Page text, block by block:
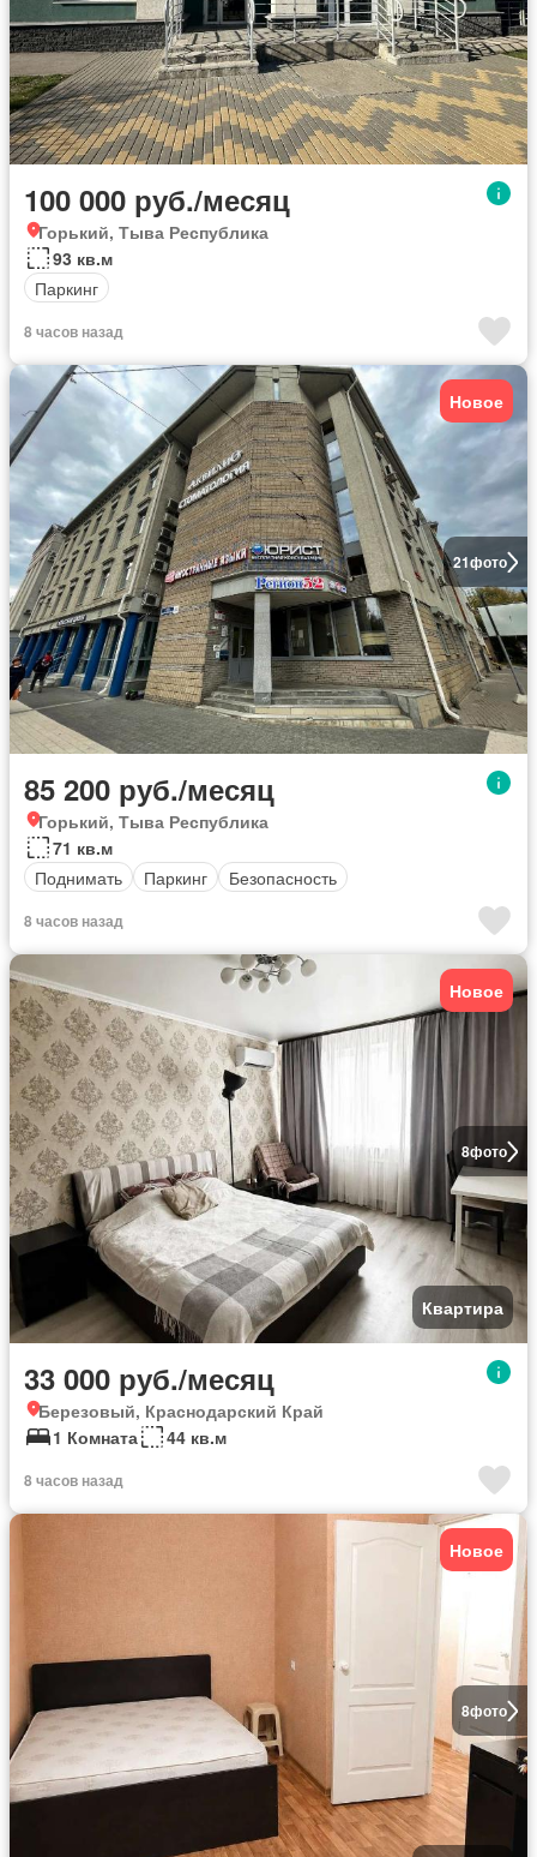
100 000 руб./месяц
Горький, Тыва Республика
93 кв.м
Паркинг
8 часов назад
21фото
Новое
85 200 руб./месяц
Горький, Тыва Республика
71 кв.м
Поднимать
Паркинг Безопасность
8 часов назад
8фото
Новое
Квартира
33 000 руб./месяц
Березовый, Краснодарский Край
1 Комната
44 кв.м
8 часов назад
8фото
Новое